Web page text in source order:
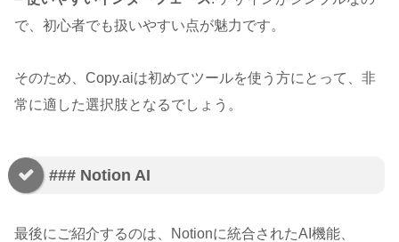
で、初心者でも扱いやすい点が魅力です。
そのため、Copy.aiは初めてツールを使う方にとって、非
常に適した選択肢となるでしょう。
### Notion AI
最後にご紹介するのは、Notionに統合されたAI機能、